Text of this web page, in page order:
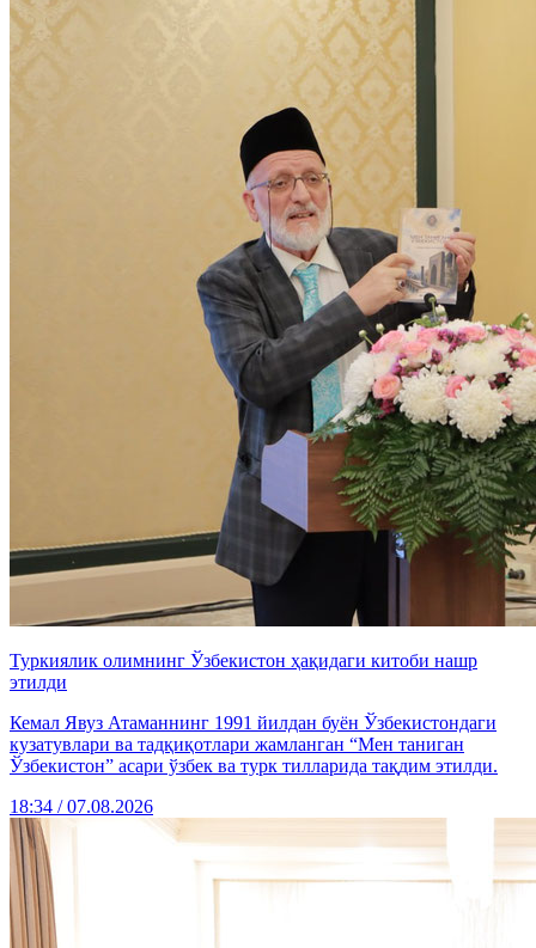
Туркиялик олимнинг Ўзбекистон ҳақидаги китоби нашр
этилди
Кемал Явуз Атаманнинг 1991 йилдан буён Ўзбекистондаги
кузатувлари ва тадқиқотлари жамланган “Мен таниган
Ўзбекистон” асари ўзбек ва турк тилларида тақдим этилди.
18:34 / 07.08.2026